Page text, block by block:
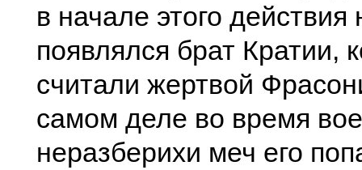
в начале этого действия
появлялся брат Кратии,
считали жертвой
самом деле во время
неразберихи меч его